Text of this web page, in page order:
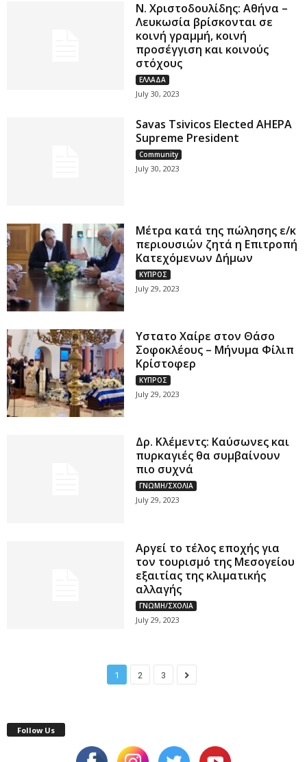
Ν. Χριστοδουλίδης: Αθήνα –
Λευκωσία βρίσκονται σε
κοινή γραμμή, κοινή
προσέγγιση και κοινούς
στόχους
ΕΛΛΑΔΑ
July 30, 2023
Savas Tsivicos Elected AHEPA
Supreme President
Community
July 30, 2023
Μέτρα κατά της πώλησης ε/κ
περιουσιών ζητά η Επιτροπή
Κατεχόμενων Δήμων
ΚΥΠΡΟΣ
July 29, 2023
Υστατο Χαίρε στον Θάσο
Σοφοκλέους – Μήνυμα Φίλιπ
Κρίστοφερ
ΚΥΠΡΟΣ
July 29, 2023
Δρ. Κλέμεντς: Καύσωνες και
πυρκαγιές θα συμβαίνουν
πιο συχνά
ΓΝΩΜΗ/ΣΧΟΛΙΑ
July 29, 2023
Αργεί το τέλος εποχής για
τον τουρισμό της Μεσογείου
εξαιτίας της κλιματικής
αλλαγής
ΓΝΩΜΗ/ΣΧΟΛΙΑ
July 29, 2023
1 2 3
Follow Us